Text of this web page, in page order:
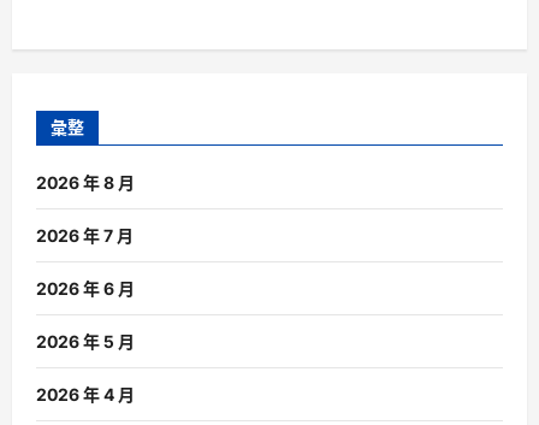
彙整
2026 年 8 月
2026 年 7 月
2026 年 6 月
2026 年 5 月
2026 年 4 月